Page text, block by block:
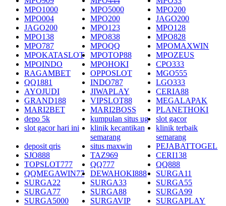
MPO1000
MPO5000
MPO200
MPO004
MPO200
JAGO200
JAGO200
MPO123
MPO128
MPO138
MPO838
MPO828
MPO787
MPOQQ
MPOMAXWIN
MPOKATASLOT
MPOTOP88
MPOZEUS
MPOINDO
MPOHOKI
CPO333
RAGAMBET
OPPOSLOT
MGO555
QQ1881
INDO787
LGO333
AYOJUDI
JIWAPLAY
CERIA88
GRAND188
VIPSLOT88
MEGALAPAK
MARI2BET
MARI2BOSS
PLANETHOKI
depo 5k
kumpulan situs ug
slot gacor
slot gacor hari ini
klinik kecantikan
semarang
klinik terbaik
semarang
deposit qris
situs maxwin
PEJABATTOGEL
SJO888
TAZ969
CERI138
TOPSLOT777
QQ777
QQ888
QQMEGAWIN77
DEWAHOKI888
SURGA11
SURGA22
SURGA33
SURGA55
SURGA77
SURGA88
SURGA99
SURGA5000
SURGAVIP
SURGAPLAY